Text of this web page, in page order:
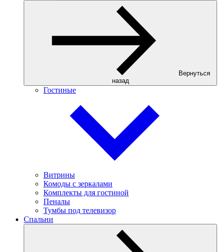
Вернуться
назад
Гостиные
Витрины
Комоды с зеркалами
Комплекты для гостиной
Пеналы
Тумбы под телевизор
Спальни